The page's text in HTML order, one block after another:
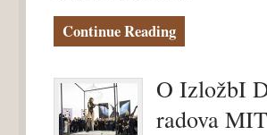
Continue Reading
O IzložbI
radova